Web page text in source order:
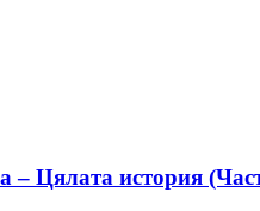
– Цялата история